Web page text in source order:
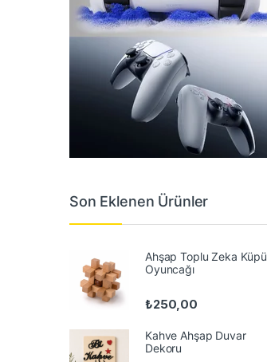
Son Eklenen Ürünler
Ahşap Toplu Zeka Küpü
Oyuncağı
₺250,00
Kahve Ahşap Duvar
Dekoru